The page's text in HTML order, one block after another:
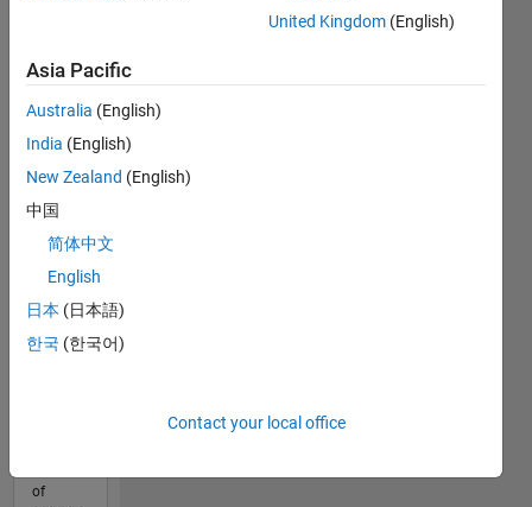
CONTRIBUTIONS
-2
-1
0
2
4
5
6
L
02/22
08/22
02/23
08/23
02/24
08/24
02/25
08/25
02/26
08/26
09/22
04/23
11/23
06/24
01/25
03/26
10/22
06/23
10/24
06/25
of
United Kingdom (English)
Asia Pacific
Australia (English)
India (English)
New Zealand (English)
中国
简体中文
English
日本 (日本語)
한국 (한국어)
Contact your local office